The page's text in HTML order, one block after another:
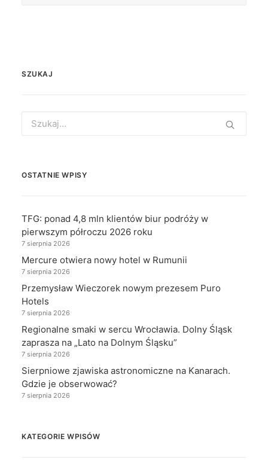
SZUKAJ
for:
OSTATNIE WPISY
TFG: ponad 4,8 mln klientów biur podróży w
pierwszym półroczu 2026 roku
7 sierpnia 2026
Mercure otwiera nowy hotel w Rumunii
7 sierpnia 2026
Przemysław Wieczorek nowym prezesem Puro
Hotels
7 sierpnia 2026
Regionalne smaki w sercu Wrocławia. Dolny Śląsk
zaprasza na „Lato na Dolnym Śląsku”
7 sierpnia 2026
Sierpniowe zjawiska astronomiczne na Kanarach.
Gdzie je obserwować?
7 sierpnia 2026
KATEGORIE WPISÓW